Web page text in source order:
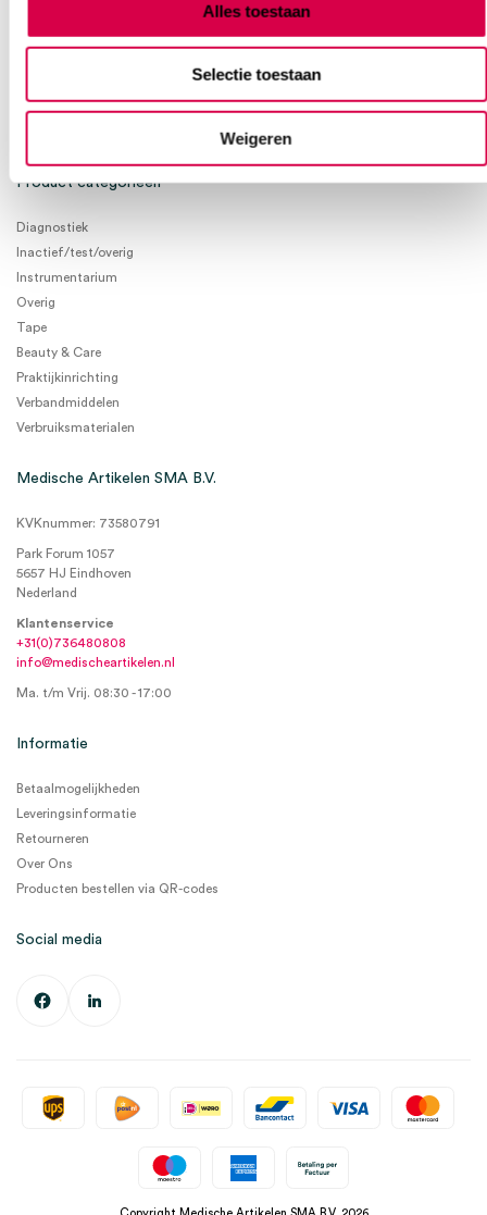
Alles toestaan
Selectie toestaan
Weigeren
Product categorieën
Diagnostiek
Inactief/test/overig
Instrumentarium
Overig
Tape
Beauty & Care
Praktijkinrichting
Verbandmiddelen
Verbruiksmaterialen
Medische Artikelen SMA B.V.
KVKnummer: 73580791
Park Forum 1057
5657 HJ Eindhoven
Nederland
Klantenservice
+31(0)736480808
info@medischeartikelen.nl
Ma. t/m Vrij. 08:30 - 17:00
Informatie
Betaalmogelijkheden
Leveringsinformatie
Retourneren
Over Ons
Producten bestellen via QR-codes
Social media